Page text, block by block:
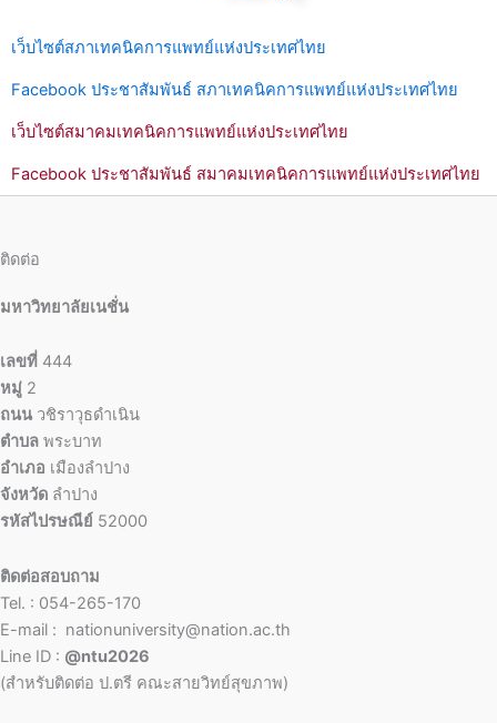
เว็บไซต์สภาเทคนิคการแพทย์แห่งประเทศไทย
Facebook ประชาสัมพันธ์ สภาเทคนิคการแพทย์แห่งประเทศไทย
เว็บไซต์สมาคมเทคนิคการแพทย์แห่งประเทศไทย
Facebook ประชาสัมพันธ์ สมาคมเทคนิคการแพทย์แห่งประเทศไทย
ติดต่อ
มหาวิทยาลัยเนชั่น
เลขที่ 444
หมู่ 2
ถนน วชิราวุธดำเนิน
ตำบล พระบาท
อำเภอ เมืองลำปาง
จังหวัด ลำปาง
รหัสไปรษณีย์ 52000
ติดต่อสอบถาม
Tel. : 054-265-170
E-mail : nationuniversity@nation.ac.th
Line ID : @ntu2026
(สำหรับติดต่อ ป.ตรี คณะสายวิทย์สุขภาพ)